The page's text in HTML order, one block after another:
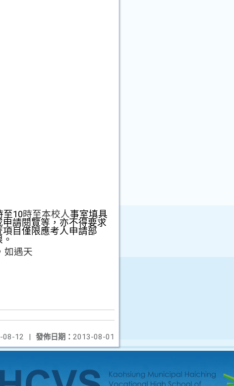
至10時至本校人事室填具
申請閱覽等，亦不得要求
目僅限應考人申請部
如遇天
發佈日期： 2013-08-01
08-12 |